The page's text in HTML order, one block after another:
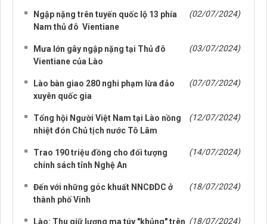
Ngập nặng trên tuyến quốc lộ 13 phía
Nam thủ đô Vientiane
(02/07/2024)
Mưa lớn gây ngập nặng tại Thủ đô
Vientiane của Lào
(03/07/2024)
Lào bàn giao 280 nghi phạm lừa đảo
xuyên quốc gia
(07/07/2024)
Tổng hội Người Việt Nam tại Lào nồng
nhiệt đón Chủ tịch nước Tô Lâm
(12/07/2024)
Trao 190 triệu đồng cho đối tượng
chính sách tỉnh Nghệ An
(14/07/2024)
Đến với những góc khuất NNCĐDC ở
thành phố Vinh
(18/07/2024)
Lào: Thu giữ lượng ma túy "khủng" trên (18/07/2024)